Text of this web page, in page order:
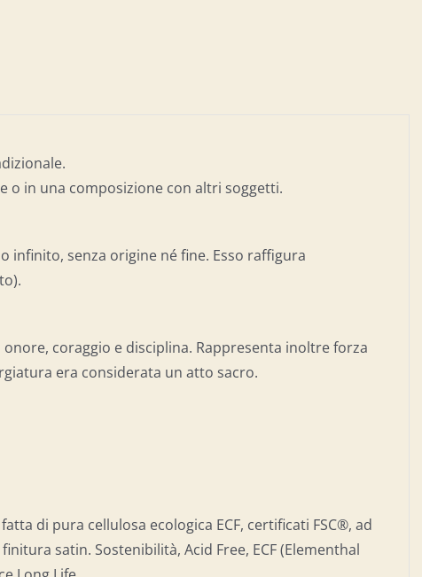
o in una composizione con altri soggetti.
infinito, senza origine né fine. Esso raffigura
coraggio e disciplina. Rappresenta inoltre forza
era considerata un atto sacro.
di pura cellulosa ecologica ECF, certificati FSC®, ad
satin. Sostenibilità, Acid Free, ECF (Elementhal